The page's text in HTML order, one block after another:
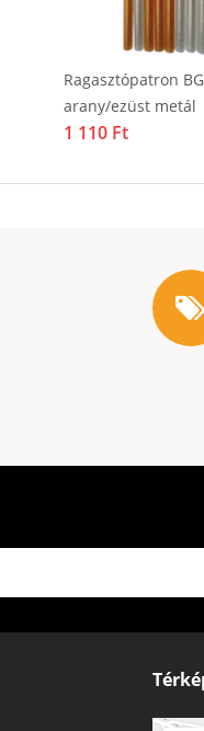
Ragasztópatron
arany/ezüst metál
1 110 Ft